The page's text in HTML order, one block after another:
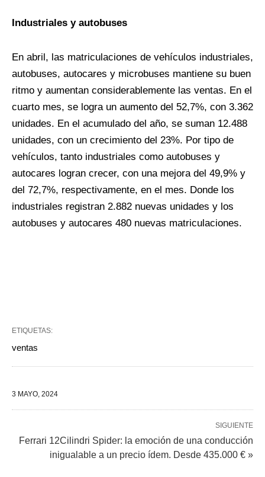
Industriales y autobuses
En abril, las matriculaciones de vehículos industriales,
autobuses, autocares y microbuses mantiene su buen
ritmo y aumentan considerablemente las ventas. En el
cuarto mes, se logra un aumento del 52,7%, con 3.362
unidades. En el acumulado del año, se suman 12.488
unidades, con un crecimiento del 23%. Por tipo de
vehículos, tanto industriales como autobuses y
autocares logran crecer, con una mejora del 49,9% y
del 72,7%, respectivamente, en el mes. Donde los
industriales registran 2.882 nuevas unidades y los
autobuses y autocares 480 nuevas matriculaciones.
ETIQUETAS:
ventas
3 MAYO, 2024
SIGUIENTE
Ferrari 12Cilindri Spider: la emoción de una conducción
inigualable a un precio ídem. Desde 435.000 € »